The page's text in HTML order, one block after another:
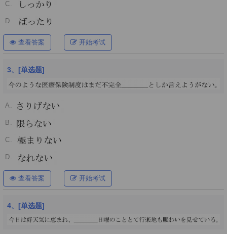
C.
D.
查看答案 开始考试
3、[单选题]
A.
B.
C.
D.
查看答案 开始考试
4、[单选题]